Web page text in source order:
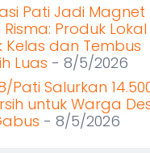
Pati Jadi Magnet
Risma: Produk Lokal
Kelas dan Tembus
Luas - 8/5/2026
Pati Salurkan
untuk Warga
- 8/5/2026